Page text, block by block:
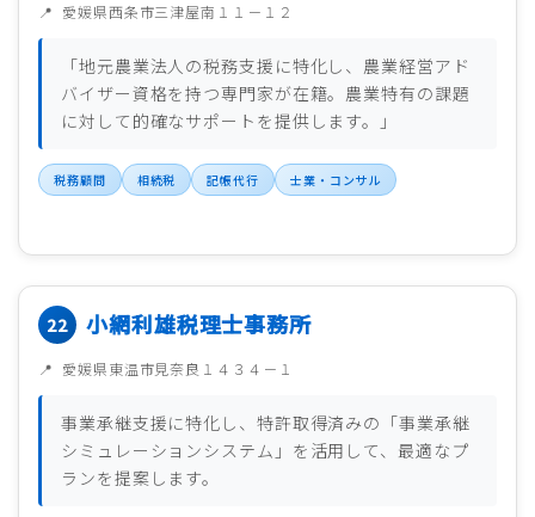
愛媛県西条市三津屋南１１－１２
「地元農業法人の税務支援に特化し、農業経営アド
バイザー資格を持つ専門家が在籍。農業特有の課題
に対して的確なサポートを提供します。」
税務顧問 相続税 記帳代行 士業・コンサル
小網利雄税理士事務所
愛媛県東温市見奈良１４３４－１
事業承継支援に特化し、特許取得済みの「事業承継
シミュレーションシステム」を活用して、最適なプ
ランを提案します。